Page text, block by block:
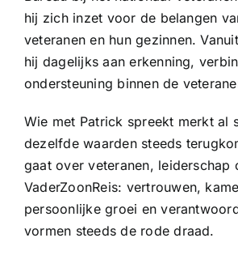
hij zich inzet voor de belangen
veteranen en hun gezinnen.
hij dagelijks aan erkenning,
ondersteuning binnen de
Wie met Patrick spreekt merkt al
dezelfde waarden steeds
gaat over veteranen, leiderschap
VaderZoonReis: vertrouwen,
persoonlijke groei en
vormen steeds de rode draad.